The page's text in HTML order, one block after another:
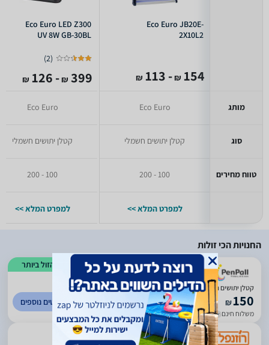
מותג
סוג
טווח מחירים
Eco Euro JB20E-
2X10L2
154
₪
- 113
₪
Eco Euro
קטלן יתושים חשמלי
100 - 200
למפרט המלא >>
Eco Euro LED Z300
UV 8W GB-30BL
(
2
)
399
₪
- 126
₪
Eco Euro
קטלן יתושים חשמלי
100 - 200
למפרט המלא >>
החנויות הכי זולות
הזול ביותר
5
(
83
קטלן יתושים חשמלי Eco Euro IKI-520BE
₪150
משלוח חינם עד 7 ימי עסקים
לפרטים נוספים
4.4
(
982
)